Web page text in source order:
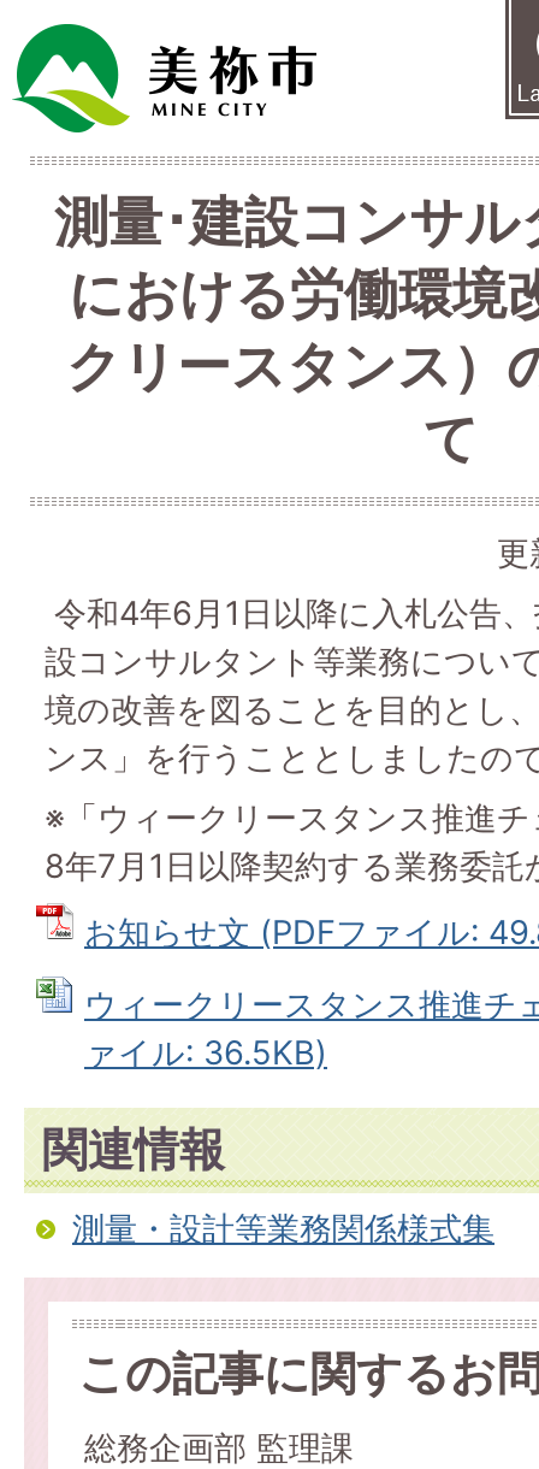
測量･建設コンサ
における労働環境
クリースタンス）
て
更
令和4年6月1日以降に入札公告
設コンサルタント等業務につい
境の改善を図ることを目的とし
ンス」を行うこととしましたの
※「ウィークリースタンス推進
8年7月1日以降契約する業務委
お知らせ文 (PDFファイル:
ウィークリースタンス推進チ
ァイル: 36.5KB)
関連情報
測量・設計等業務関係様式集
この記事に関するお
総務企画部 監理課